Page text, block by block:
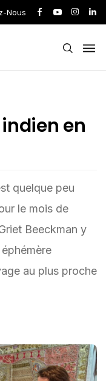
Nous
en
quelque peu
le mois de
Beeckman y
au plus proche